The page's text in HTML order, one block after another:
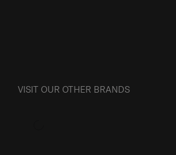
VISIT OUR OTHER BRANDS